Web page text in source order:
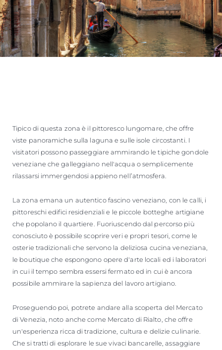
Tipico di questa zona è il pittoresco lungomare, che offre
viste panoramiche sulla laguna e sulle isole circostanti. I
visitatori possono passeggiare ammirando le tipiche gondole
veneziane che galleggiano nell'acqua o semplicemente
rilassarsi immergendosi appieno nell’atmosfera.
La zona emana un autentico fascino veneziano, con le calli, i
pittoreschi edifici residenziali e le piccole botteghe artigiane
che popolano il quartiere. Fuoriuscendo dal percorso più
conosciuto è possibile scoprire veri e propri tesori, come le
osterie tradizionali che servono la deliziosa cucina veneziana,
le boutique che espongono opere d'arte locali ed i laboratori
in cui il tempo sembra essersi fermato ed in cui è ancora
possibile ammirare la sapienza del lavoro artigiano.
Proseguendo poi, potrete andare alla scoperta del Mercato
di Venezia, noto anche come Mercato di Rialto, che offre
un'esperienza ricca di tradizione, cultura e delizie culinarie.
Che si tratti di esplorare le sue vivaci bancarelle, assaggiare